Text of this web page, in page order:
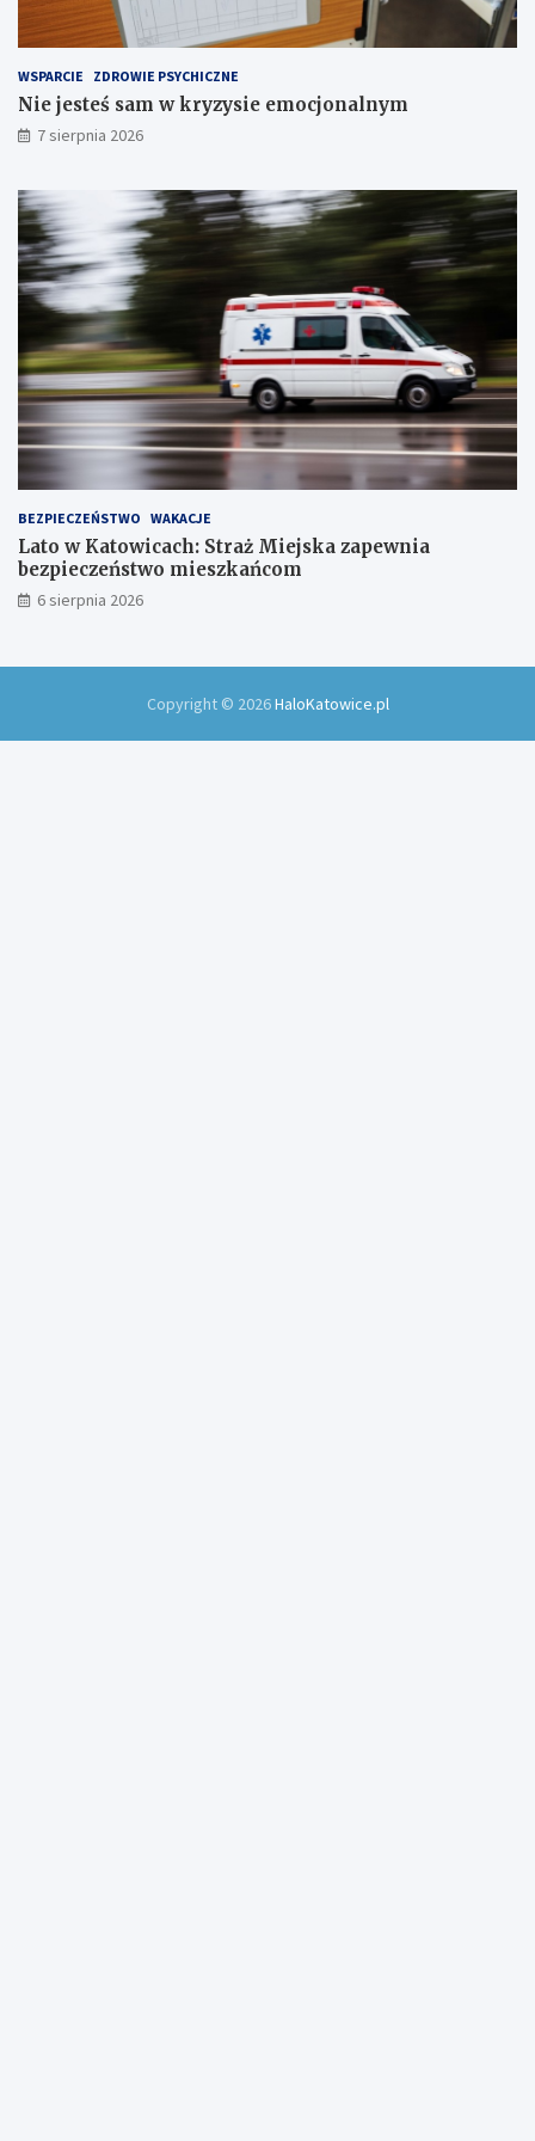
r
c
h
S
w
ó
w
!
WSPARCIE ZDROWIE PSYCHICZNE
Nie jesteś sam w kryzysie emocjonalnym
7 sierpnia 2026
BEZPIECZEŃSTWO WAKACJE
Lato w Katowicach: Straż Miejska zapewnia
bezpieczeństwo mieszkańcom
6 sierpnia 2026
Copyright © 2026HaloKatowice.pl